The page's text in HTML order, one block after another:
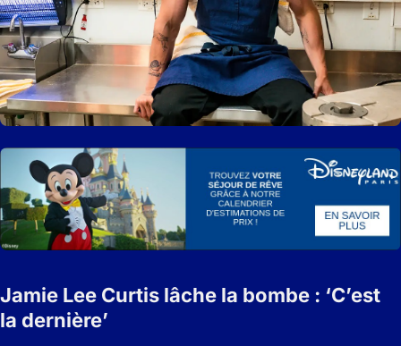
Jamie Lee Curtis lâche la bombe : ‘C’est
la dernière’